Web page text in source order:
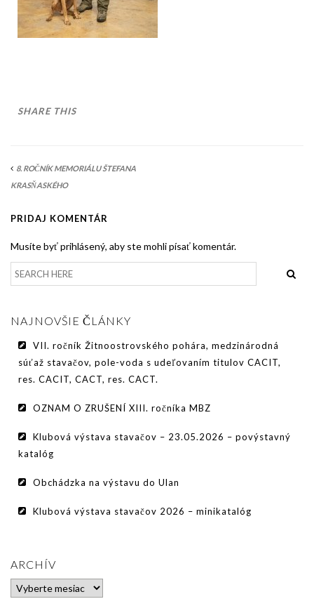
OZNAMY / NEWS
DEUTSCH DRAHTHAAR
CHOVATEĽSKÉ STANICE
OČAKÁVANÉ VRHY NDS V ROKU 2026
PUDELPOINTER
ŠTANDARD
CHOVNÉ PSY
CHOVNÉ SUKY
CHOVATEĽSKÉ STANICE
OČAKÁVANÉ VRHY PP V ROKU 2026
AKCIE
STAVAČOV „MEMORIÁL B. ZEMKA“
SKÚŠKY
SHARE THIS
8. ROČNÍK MEMORIÁLU ŠTEFANA
KRASŇASKÉHO
PRIDAJ KOMENTÁR
Musíte byť prihlásený, aby ste mohli písať komentár.
NAJNOVŠIE ČLÁNKY
VII. ročník Žitnoostrovského pohára, medzinárodná
súťaž stavačov, pole-voda s udeľovaním titulov CACIT,
res. CACIT, CACT, res. CACT.
OZNAM O ZRUŠENÍ XIII. ročníka MBZ
Klubová výstava stavačov – 23.05.2026 – povýstavný
katalóg
Obchádzka na výstavu do Ulan
Klubová výstava stavačov 2026 – minikatalóg
ARCHÍV
Archív